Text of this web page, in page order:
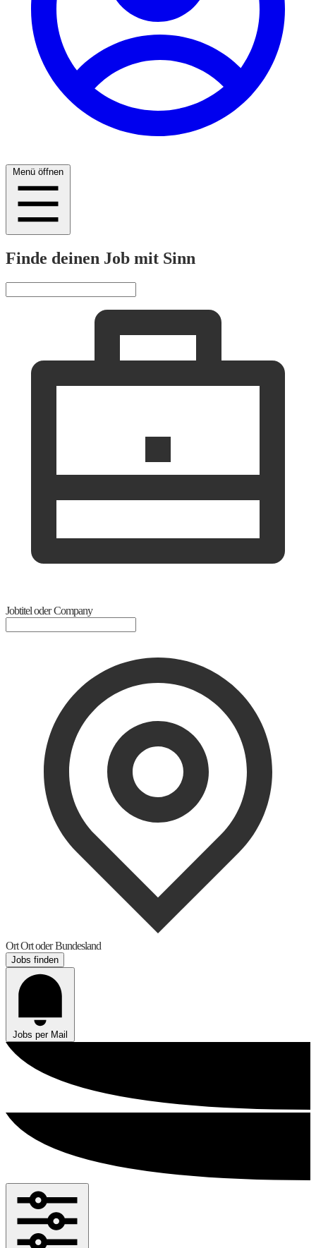
Menü öffnen
Finde deinen Job mit Sinn
Jobtitel oder Company
OrtOrt oder Bundesland
Jobs finden
Jobs per Mail